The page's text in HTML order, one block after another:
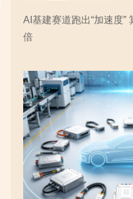
AI基建赛道跑出“加速度”
倍